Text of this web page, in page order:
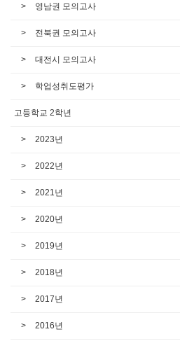
영남권 모의고사
전북권 모의고사
대전시 모의고사
학업성취도평가
고등학교 2학년
2023년
2022년
2021년
2020년
2019년
2018년
2017년
2016년